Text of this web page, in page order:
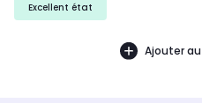
Excellent état
Ajouter